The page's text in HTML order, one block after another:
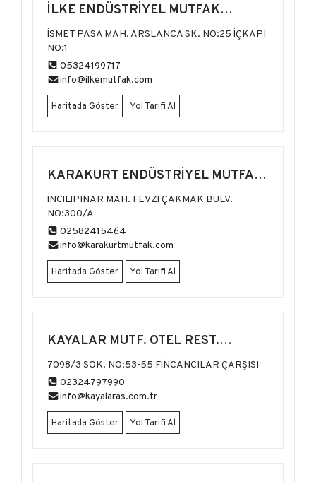
İLKE ENDÜSTRİYEL MUTFAK
EKİPMANLARI
İSMET PASA MAH. ARSLANCA SK. NO:25 İÇKAPI
NO:1
05324199717
info@ilkemutfak.com
Haritada Göster Yol Tarifi Al
KARAKURT ENDÜSTRİYEL MUTFAK
EKİPMAN
İNCİLİPINAR MAH. FEVZİ ÇAKMAK BULV.
NO:300/A
02582415464
info@karakurtmutfak.com
Haritada Göster Yol Tarifi Al
KAYALAR MUTF. OTEL REST.
EKİPMANL.
7098/3 SOK. NO:53-55 FİNCANCILAR ÇARŞISI
02324797990
info@kayalaras.com.tr
Haritada Göster Yol Tarifi Al